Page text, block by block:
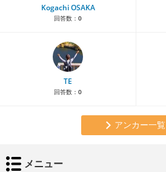
Kogachi OSAKA
回答数： 0
TE
回答数： 0
アンカー一覧
メニュー